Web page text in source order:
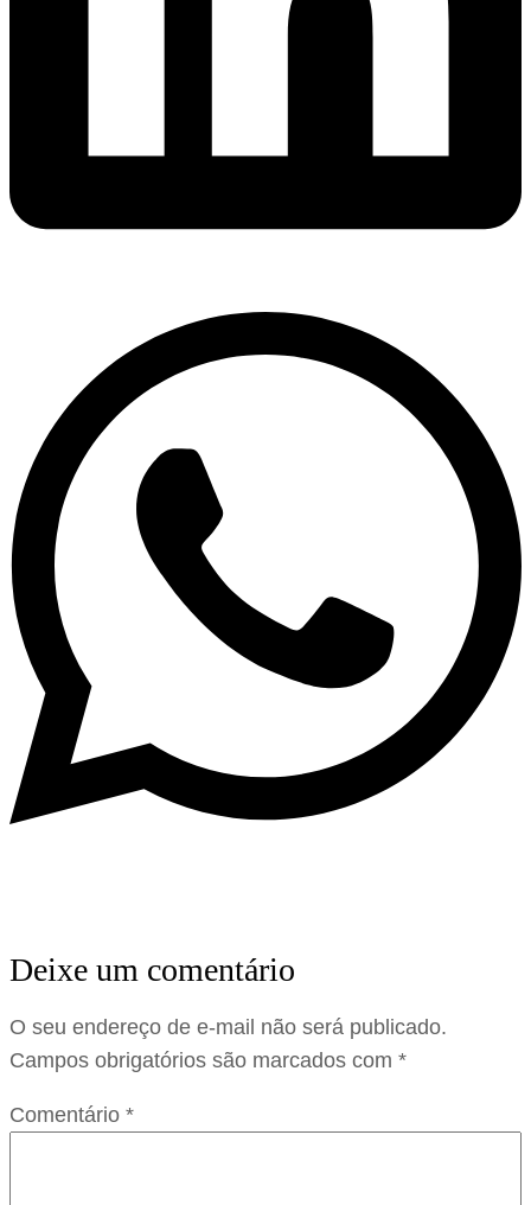
Deixe um comentário
O seu endereço de e-mail não será publicado.
Campos obrigatórios são marcados com *
Comentário *